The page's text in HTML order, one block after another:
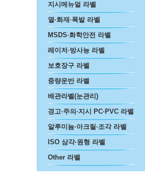
지시메뉴얼 라벨
열·화재·폭발 라벨
MSDS·화학안전 라벨
레이저·방사능 라벨
보호장구 라벨
중량운반 라벨
배관라벨(눈관리)
경고·주의·지시 PC·PVC 라벨
알루미늄·아크릴·조각 라벨
ISO 삼각·원형 라벨
Other 라벨